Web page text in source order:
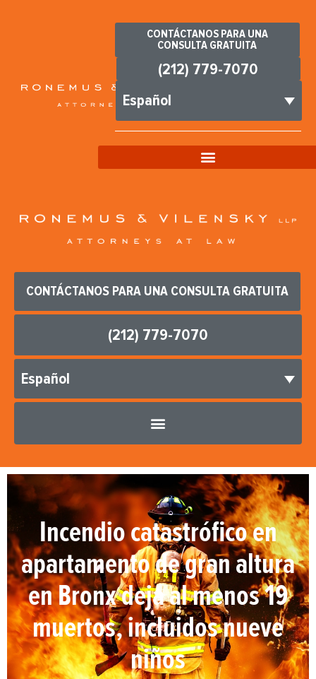
CONTÁCTANOS PARA UNA
CONSULTA GRATUITA
(212) 779-7070
Español
CONTÁCTANOS PARA UNA CONSULTA GRATUITA
(212) 779-7070
Español
Incendio catastrófico en
apartamento de gran altura
en Bronx deja al menos 19
muertos, incluidos nueve
niños